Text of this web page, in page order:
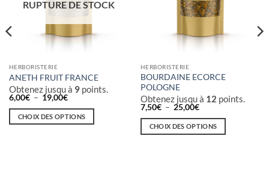
RUPTURE DE STOCK
HERBORISTERIE
ANETH FRUIT FRANCE
Obtenez jusqu à 9points.
6,00€ – 19,00€Plage
prix :
6,00€
CHOIX DES OPTIONS
HERBORISTERIE
BOURDAINE ECORCE
POLOGNE
Obtenez jusqu à 12 points.
7,50€ – 25,00€Plage
prix :
7,50€
à
CHOIX DES OPTIONS